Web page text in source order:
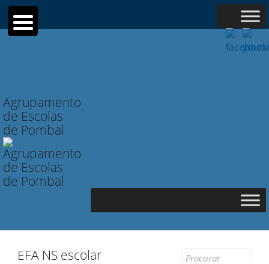
Agrupamento
de Escolas
de Pombal
EFA NS escolar
Search